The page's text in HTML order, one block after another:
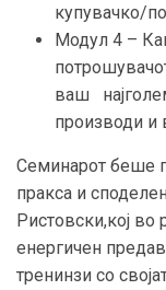
купувачко/
Модул 4 –
ваш
производи и
Семинарот беше
пракса и
Ристовски,кој во
енергичен
тренинзи со